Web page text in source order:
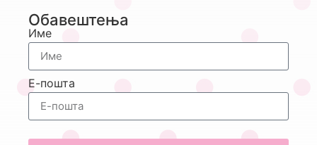
Обавештења
Име
Е-пошта